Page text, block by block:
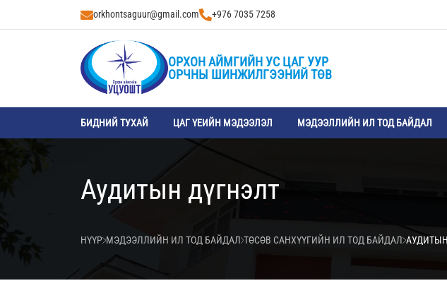
orkhontsaguur@gmail.com +976 7035 7258
ОРХОН АЙМГИЙН УС ЦАГ УУР
ОРЧНЫ ШИНЖИЛГЭЭНИЙ ТӨВ
БИДНИЙ ТУХАЙ ЦАГ ҮЕИЙН МЭДЭЭЛЭЛ МЭДЭЭЛЛИЙН ИЛ ТОД БАЙДАЛ
Аудитын дүгнэлт
НҮҮР МЭДЭЭЛЛИЙН ИЛ ТОД БАЙДАЛ ТӨСӨВ САНХҮҮГИЙН ИЛ ТОД БАЙДАЛ